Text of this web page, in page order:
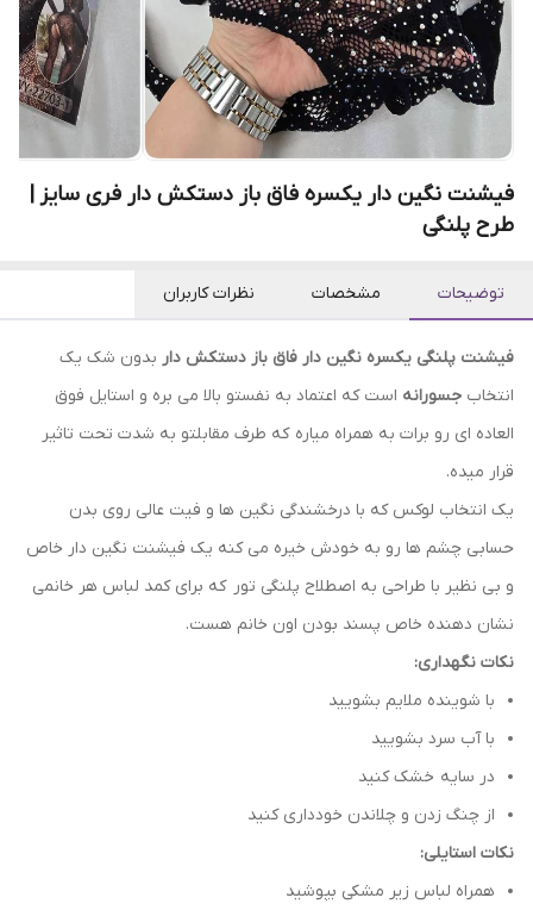
فیشنت نگین دار یکسره فاق باز دستکش دار فری سایز |
طرح پلنگی
توضیحات مشخصات نظرات کاربران
فیشنت پلنگی یکسره نگین دار فاق باز دستکش دار بدون شک یک
انتخاب جسورانه است که اعتماد به نفستو بالا می بره و استایل فوق
العاده ای رو برات به همراه میاره که طرف مقابلتو به شدت تحت تاثیر
قرار میده.
یک انتخاب لوکس که با درخشندگی نگین ها و فیت عالی روی بدن
حسابی چشم ها رو به خودش خیره می کنه یک فیشنت نگین دار خاص
و بی نظیر با طراحی به اصطلاح پلنگی تور که برای کمد لباس هر خانمی
نشان دهنده خاص پسند بودن اون خانم هست.
نکات نگهداری:
با شوینده ملایم بشویید
با آب سرد بشویید
در سایه خشک کنید
از چنگ زدن و چلاندن خودداری کنید
نکات استایلی:
همراه لباس زیر مشکی بپوشید